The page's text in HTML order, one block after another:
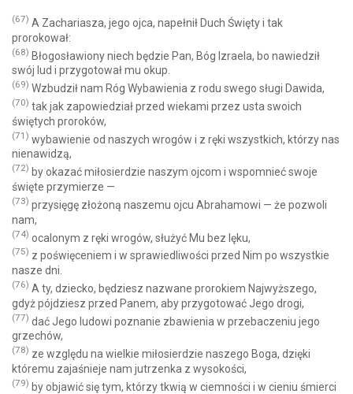
(67) A Zachariasza, jego ojca, napełnił Duch Święty i tak
prorokował:
(68) Błogosławiony niech będzie Pan, Bóg Izraela, bo nawiedził
swój lud i przygotował mu okup.
(69) Wzbudził nam Róg Wybawienia z rodu swego sługi Dawida,
(70) tak jak zapowiedział przed wiekami przez usta swoich
świętych proroków,
(71) wybawienie od naszych wrogów i z ręki wszystkich, którzy nas
nienawidzą,
(72) by okazać miłosierdzie naszym ojcom i wspomnieć swoje
święte przymierze —
(73) przysięgę złożoną naszemu ojcu Abrahamowi — że pozwoli
nam,
(74) ocalonym z ręki wrogów, służyć Mu bez lęku,
(75) z poświęceniem i w sprawiedliwości przed Nim po wszystkie
nasze dni.
(76) A ty, dziecko, będziesz nazwane prorokiem Najwyższego,
gdyż pójdziesz przed Panem, aby przygotować Jego drogi,
(77) dać Jego ludowi poznanie zbawienia w przebaczeniu jego
grzechów,
(78) ze względu na wielkie miłosierdzie naszego Boga, dzięki
któremu zajaśnieje nam jutrzenka z wysokości,
(79) by objawić się tym, którzy tkwią w ciemności i w cieniu śmierci